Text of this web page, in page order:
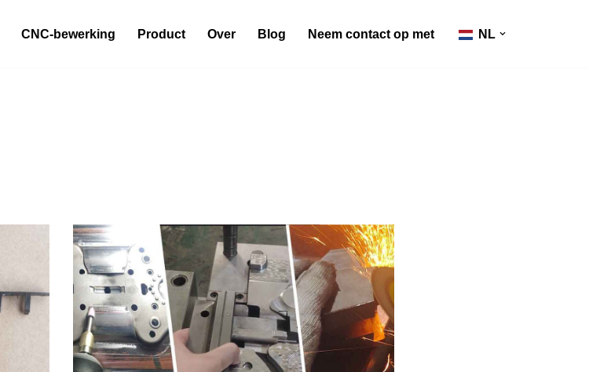
CNC-bewerking Product Over Blog Neem contact op met NL